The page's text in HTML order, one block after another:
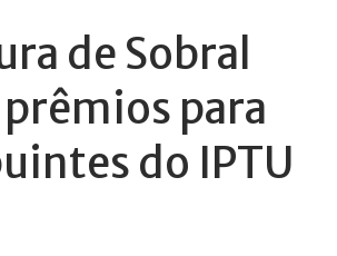
de Sobral
para
do IPTU